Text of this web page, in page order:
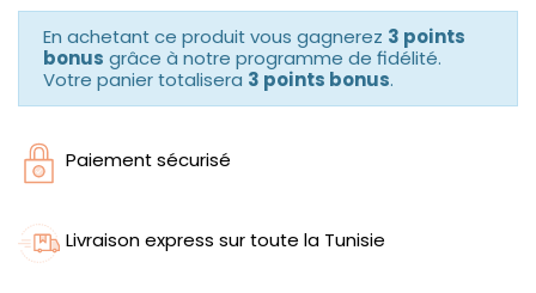
En achetant ce produit vous gagnerez 3 points
bonus grâce à notre programme de fidélité.
Votre panier totalisera 3 points bonus.
Paiement sécurisé
Livraison express sur toute la Tunisie